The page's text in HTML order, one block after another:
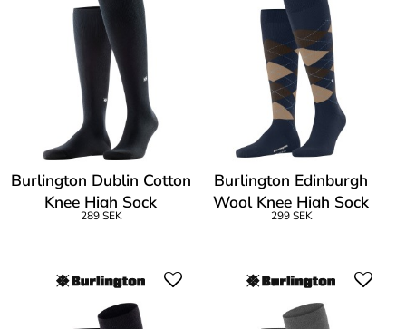
Burlington Dublin Cotton
Knee High Sock
289 SEK
Burlington Edinburgh
Wool Knee High Sock
299 SEK